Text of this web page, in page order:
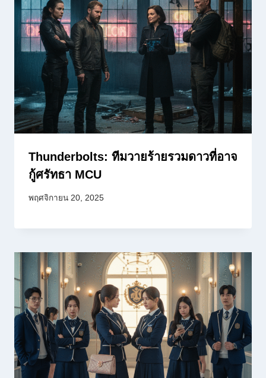
Thunderbolts: ทีมวายร้ายรวมดาวที่อาจ
กู้ศรัทธา MCU
พฤศจิกายน 20, 2025